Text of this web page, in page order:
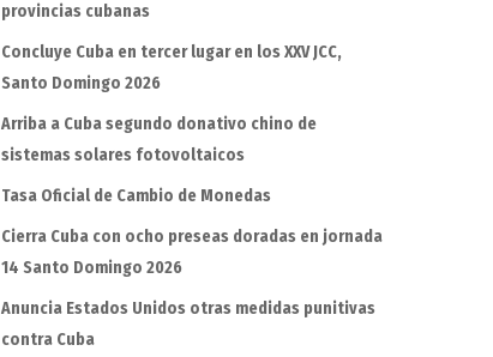
provincias cubanas
Concluye Cuba en tercer lugar en los XXV JCC,
Santo Domingo 2026
Arriba a Cuba segundo donativo chino de
sistemas solares fotovoltaicos
Tasa Oficial de Cambio de Monedas
Cierra Cuba con ocho preseas doradas en jornada
14 Santo Domingo 2026
Anuncia Estados Unidos otras medidas punitivas
contra Cuba